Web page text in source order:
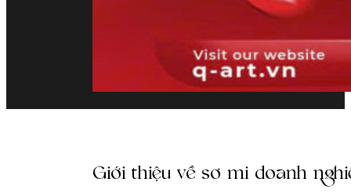
Giới thiệu về sơ mi doanh